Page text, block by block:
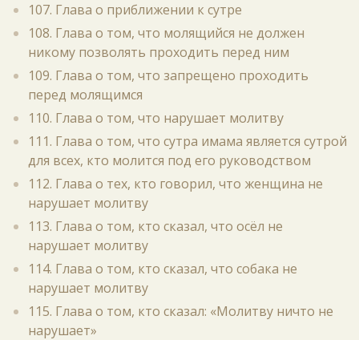
107. Глава о приближении к сутре
108. Глава о том, что молящийся не должен
никому позволять проходить перед ним
109. Глава о том, что запрещено проходить
перед молящимся
110. Глава о том, что нарушает молитву
111. Глава о том, что сутра имама является сутрой
для всех, кто молится под его руководством
112. Глава о тех, кто говорил, что женщина не
нарушает молитву
113. Глава о том, кто сказал, что осёл не
нарушает молитву
114. Глава о том, кто сказал, что собака не
нарушает молитву
115. Глава о том, кто сказал: «Молитву ничто не
нарушает»